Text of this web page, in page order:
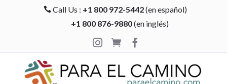
 Call Us : +1 800 972-5442(en español)
+1 800 876-9880(en inglés)

 